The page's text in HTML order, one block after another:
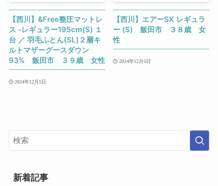
【西川】&Free整圧マットレ
ス -レギュラー195cm(S) １
台 ／ 羽毛ふとん(SL)２層キ
ルトマザーグースダウン
93% 飯田市 ３９歳 女性
2024年12月5日
【西川】エアーSX レギュラ
ー (S) 飯田市 ３８歳 女
性
2024年12月5日
新着記事